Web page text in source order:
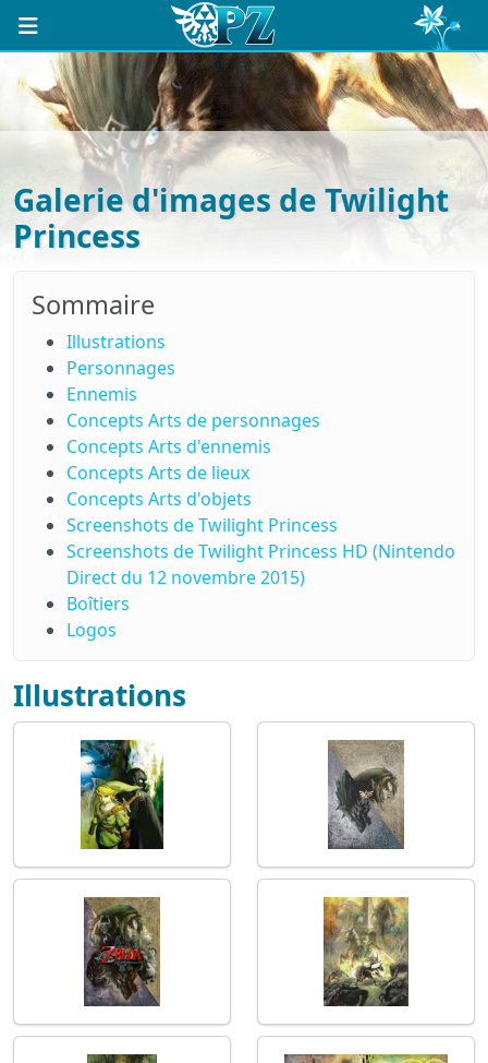
Galerie d'images de Twilight
Princess
Sommaire
Illustrations
Personnages
Ennemis
Concepts Arts de personnages
Concepts Arts d'ennemis
Concepts Arts de lieux
Concepts Arts d'objets
Screenshots de Twilight Princess
Screenshots de Twilight Princess HD (Nintendo
Direct du 12 novembre 2015)
Boîtiers
Logos
Illustrations